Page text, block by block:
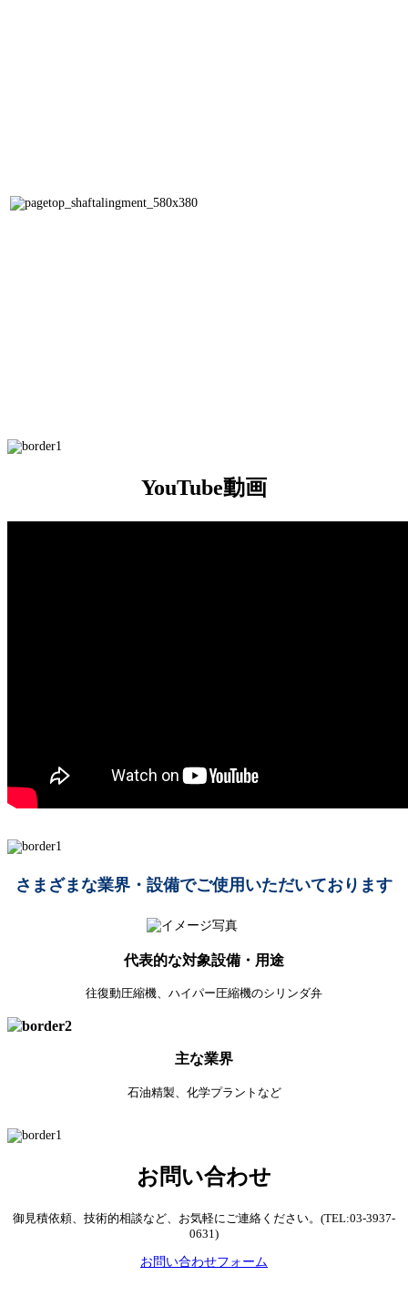
YouTube動画
さまざまな業界・設備でご使用いただいております
代表的な対象設備・用途
往復動圧縮機、ハイパー圧縮機のシリンダ弁
主な業界
石油精製、化学プラントなど
お問い合わせ
御見積依頼、技術的相談など、お気軽にご連絡ください。(TEL:03-3937-
0631)
お問い合わせフォーム